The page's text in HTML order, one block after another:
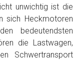
unwichtig ist die
sich Heckmotoren
bedeutendsten
die Lastwagen,
Schwertransport